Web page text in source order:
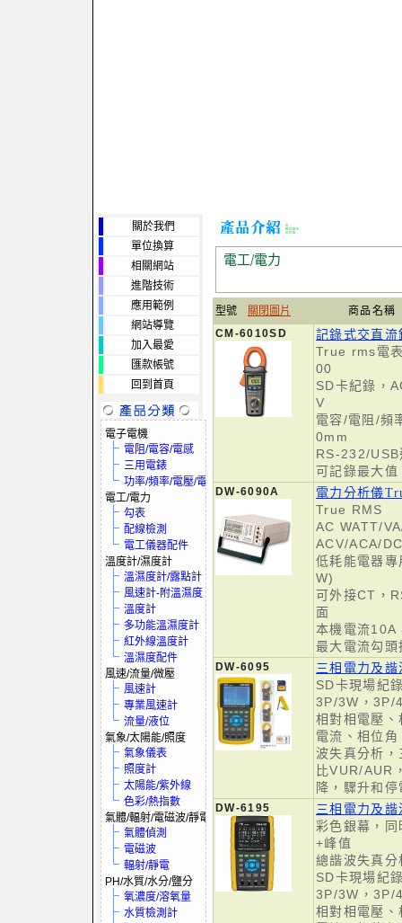
關於我們
單位換算
相關網站
進階技術
應用範例
網站導覽
加入最愛
匯款帳號
回到首頁
電子電機
電阻/電容/電感
三用電錶
功率/頻率/電壓/電流
電工/電力
勾表
配線檢測
電工儀器配件
溫度計/濕度計
溫濕度計/露點計
風速計-附溫濕度
溫度計
多功能溫濕度計
紅外線溫度計
溫濕度配件
風速/流量/微壓
風速計
專業風速計
流量/液位
氣象/太陽能/照度
氣象儀表
照度計
太陽能/紫外線
色彩/熱指數
氣體/輻射/電磁波/靜電
氣體偵測
電磁波
輻射/靜電
PH/水質/水分/鹽分
氧濃度/溶氧量
水質檢測計
電工/電力
型號 關閉圖片
商品名稱
CM-6010SD
記錄式交直
True rms電
00
SD卡紀錄，
V
電容/電阻/頻
0mm
RS-232/USB
可記錄最大
DW-6090A
電力分析儀
True RMS
AC WATT/
ACV/ACA/
低耗能電器
W)
可外接CT，
面
本機電流10A
最大電流勾
DW-6095
三相電力及
SD卡現場紀
3P/3W，3P/
相對相電壓
電流、相位
波失真分析
比VUR/AUR
降，驟升和
DW-6195
三相電力及
彩色銀幕，
+峰值
總諧波失真
SD卡現場紀
3P/3W，3P/
相對相電壓